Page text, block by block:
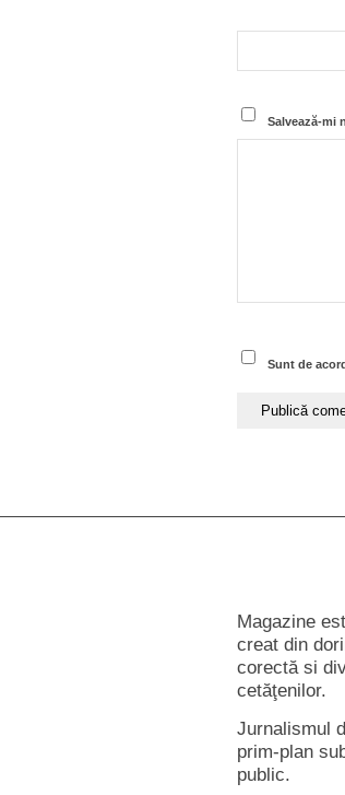
Salvează-mi
Sunt de
Magazine
creat din
corectă si
cetăţenilor.
Jurnalismul
prim-plan
public.